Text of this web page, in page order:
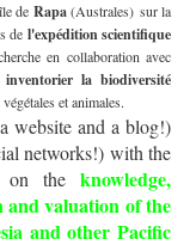
de Rapa(Australes) sur la
de l'expédition scientifique
en collaboration avec
inventorier la biodiversité
et animales.
website and a blog!)
networks!) with the
on the knowledge,
and valuation of the
and other Pacific